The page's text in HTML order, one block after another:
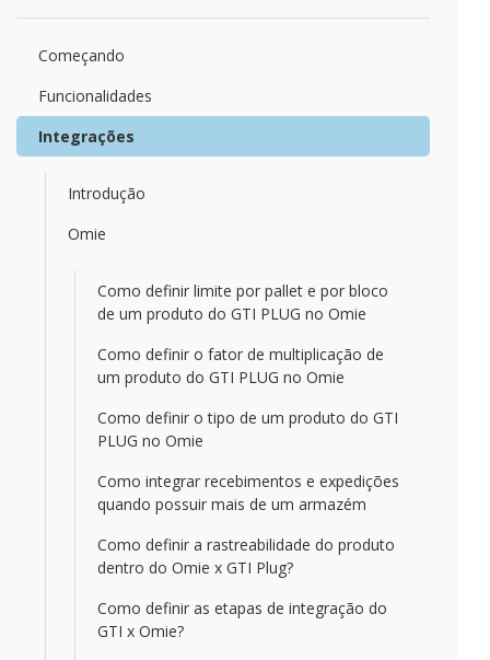
Começando
Funcionalidades
Integrações
Introdução
Omie
Como definir limite por pallet e por bloco
de um produto do GTI PLUG no Omie
Como definir o fator de multiplicação de
um produto do GTI PLUG no Omie
Como definir o tipo de um produto do GTI
PLUG no Omie
Como integrar recebimentos e expedições
quando possuir mais de um armazém
Como definir a rastreabilidade do produto
dentro do Omie x GTI Plug?
Como definir as etapas de integração do
GTI x Omie?